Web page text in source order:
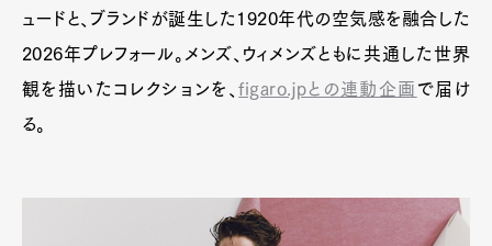
ュードと、ブランドが誕生した1920年代の空気感を融合した
2026年プレフォール。メンズ、ウィメンズともに共通した世界
観を描いたコレクションを、figaro.jpとの連動企画 で届け
る。